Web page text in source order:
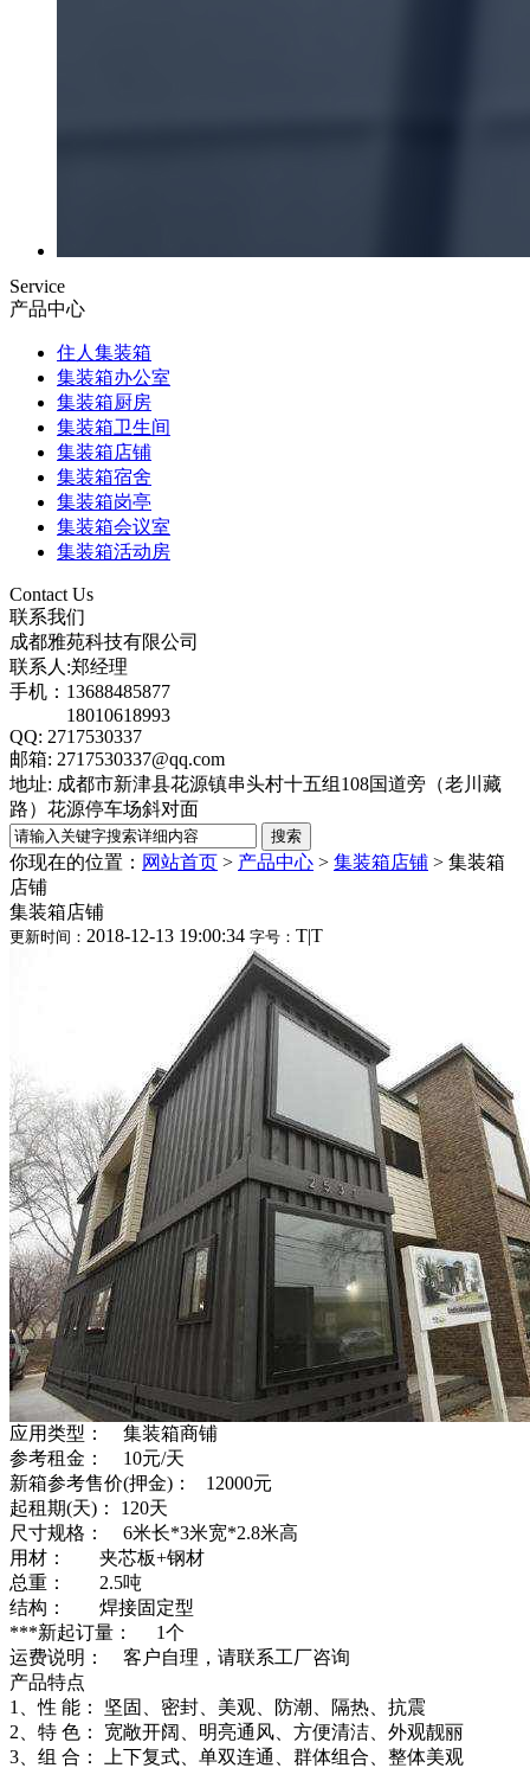
Service
产品中心
住人集装箱
集装箱办公室
集装箱厨房
集装箱卫生间
集装箱店铺
集装箱宿舍
集装箱岗亭
集装箱会议室
集装箱活动房
Contact Us
联系我们
成都雅苑科技有限公司
联系人:郑经理
手机：13688485877
18010618993
QQ: 2717530337
邮箱: 2717530337@qq.com
地址: 成都市新津县花源镇串头村十五组108国道旁（老川藏
路）花源停车场斜对面
你现在的位置： 网站首页 > 产品中心 > 集装箱店铺 > 集装箱
店铺
集装箱店铺
更新时间： 2018-12-13 19:00:34 字号： T|T
应用类型： 集装箱商铺
参考租金： 10元/天
新箱参考售价(押金)： 12000元
起租期(天)： 120天
尺寸规格： 6米长*3米宽*2.8米高
用材： 夹芯板+钢材
总重： 2.5吨
结构： 焊接固定型
***新起订量： 1个
运费说明： 客户自理，请联系工厂咨询
产品特点
1、性 能： 坚固、密封、美观、防潮、隔热、抗震
2、特 色： 宽敞开阔、明亮通风、方便清洁、外观靓丽
3、组 合： 上下复式、单双连通、群体组合、整体美观